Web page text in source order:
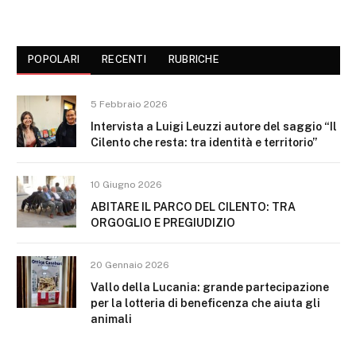
POPOLARI RECENTI RUBRICHE
5 Febbraio 2026
Intervista a Luigi Leuzzi autore del saggio “Il
Cilento che resta: tra identità e territorio”
10 Giugno 2026
ABITARE IL PARCO DEL CILENTO: TRA
ORGOGLIO E PREGIUDIZIO
20 Gennaio 2026
Vallo della Lucania: grande partecipazione
per la lotteria di beneficenza che aiuta gli
animali